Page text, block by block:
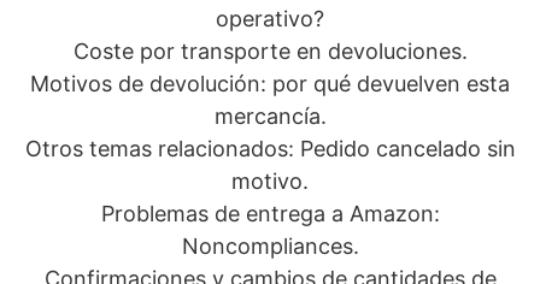
operativo?
Coste por transporte en devoluciones.
Motivos de devolución: por qué devuelven esta
mercancía.
Otros temas relacionados: Pedido cancelado sin
motivo.
Problemas de entrega a Amazon:
Noncompliances.
Confirmaciones y cambios de cantidades de